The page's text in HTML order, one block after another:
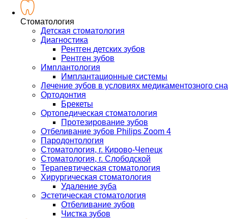
Стоматология
Детская стоматология
Диагностика
Рентген детских зубов
Рентген зубов
Имплантология
Имплантационные системы
Лечение зубов в условиях медикаментозного сна
Ортодонтия
Брекеты
Ортопедическая стоматология
Протезирование зубов
Отбеливание зубов Philips Zoom 4
Пародонтология
Стоматология, г. Кирово-Чепецк
Стоматология, г. Слободской
Терапевтическая стоматология
Хирургическая стоматология
Удаление зуба
Эстетическая стоматология
Отбеливание зубов
Чистка зубов